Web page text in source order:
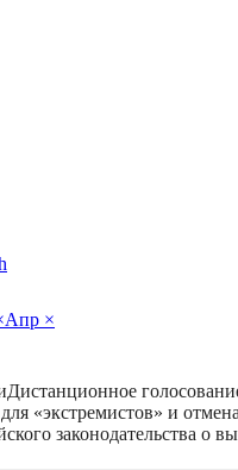
Апр ×
Дистанционное
«экстремистов» и
законодательства о